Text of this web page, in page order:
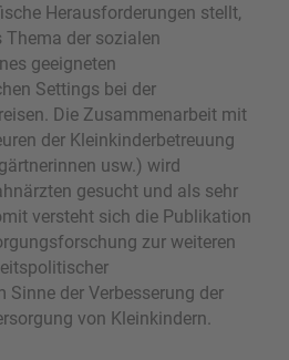
Herausforderungen stellt,
der sozialen
geeigneten
Settings bei der
Die Zusammenarbeit mit
der Kleinkinderbetreuung
usw.) wird
gesucht und als sehr
versteht sich die Publikation
zur weiteren
Sinne der Verbesserung der
von Kleinkindern.